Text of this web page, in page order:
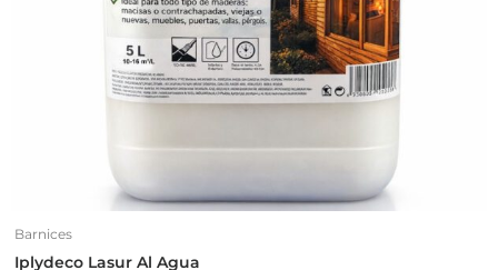
Barnices
Iplydeco Lasur Al Agua